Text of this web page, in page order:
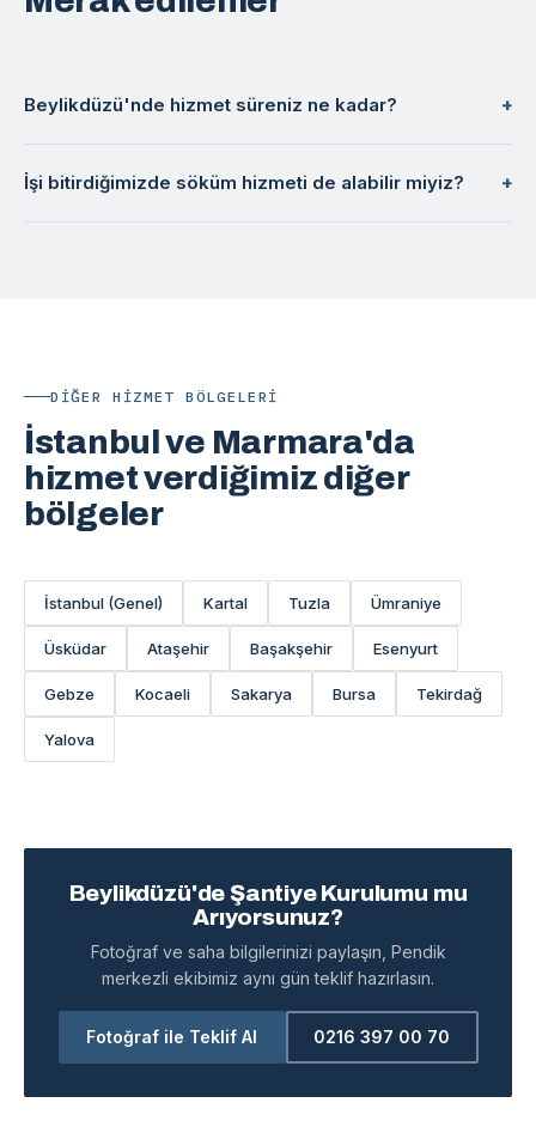
Beylikdüzü'nde hizmet süreniz ne kadar?
İşi bitirdiğimizde söküm hizmeti de alabilir miyiz?
DIĞER HIZMET BÖLGELERI
İstanbul ve Marmara'da
hizmet verdiğimiz diğer
bölgeler
İstanbul (Genel) Kartal Tuzla Ümraniye
Üsküdar Ataşehir Başakşehir Esenyurt
Gebze Kocaeli Sakarya Bursa Tekirdağ
Yalova
Beylikdüzü'de Şantiye Kurulumu mu
Arıyorsunuz?
Fotoğraf ve saha bilgilerinizi paylaşın, Pendik
merkezli ekibimiz aynı gün teklif hazırlasın.
Fotoğraf ile Teklif Al 0216 397 00 70